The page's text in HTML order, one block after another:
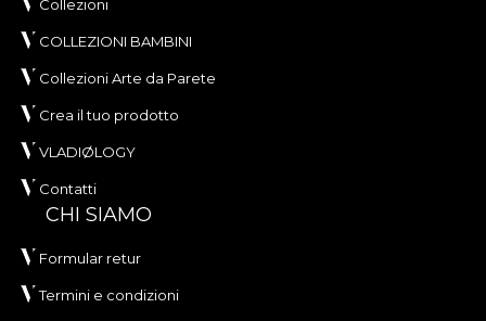
Collezioni
COLLEZIONI BAMBINI
Collezioni Arte da Parete
Crea il tuo prodotto
VLADIØLOGY
Contatti
CHI SIAMO
Formular retur
Termini e condizioni